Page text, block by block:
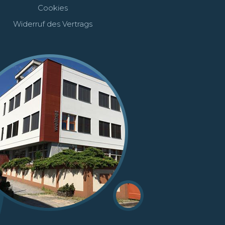
Cookies
Widerruf des Vertrags